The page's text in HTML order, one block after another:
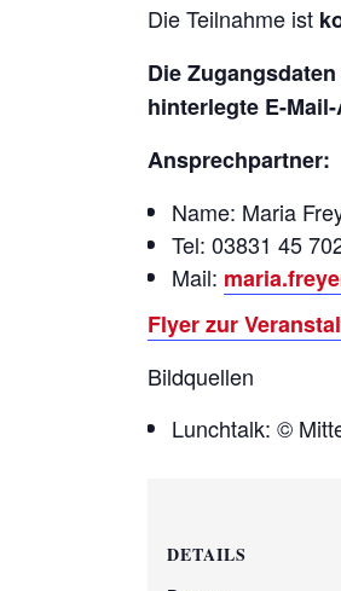
Die Teilnahme ist
Die
hinterlegte E-
Ansprechpartner:
Name: Maria
Tel: 03831 45
Mail:
Flyer zur
Bildquellen
Lunchtalk: ©
DETAILS